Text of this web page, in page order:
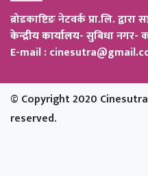
ब्रोडकाष्टिङ नेटवर्क प्रा.लि. द्वारा
केन्द्रीय कार्यालय-सुबिधा नगर-
E-mail :
© Copyright 2020
reserved.